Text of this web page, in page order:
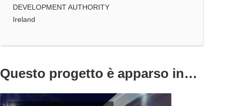
DEVELOPMENT AUTHORITY
Ireland
Questo progetto è apparso in…